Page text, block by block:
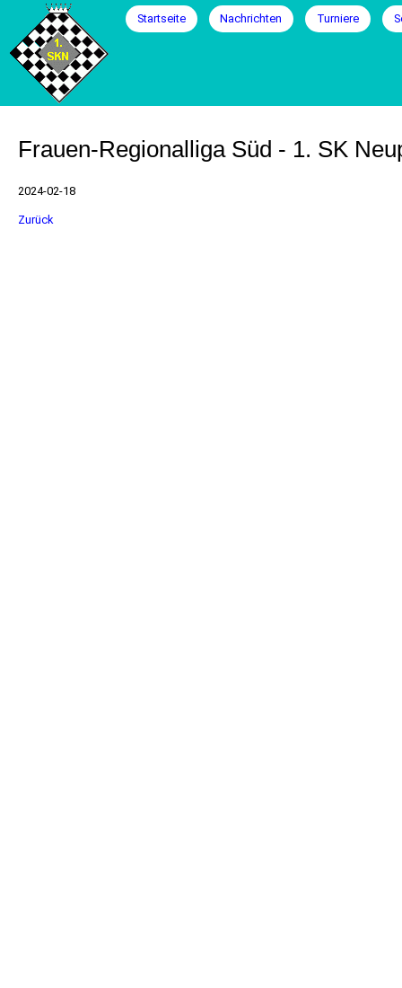
Navigation
überspringen
Startseite Nachrichten Turniere
Frauen-Regionalliga Süd - 1. SK
2024-02-18
Zurück